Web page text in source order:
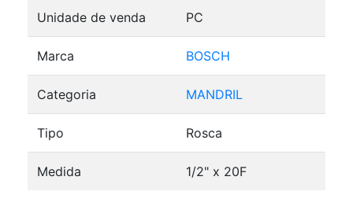
Unidade de venda PC
Marca BOSCH
Categoria MANDRIL
Tipo Rosca
Medida 1/2" x 20F